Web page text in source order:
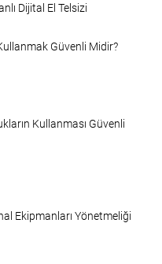
Dijital El Telsizi
Güvenli Midir?
Kullanması Güvenli
Ekipmanları Yönetmeliği